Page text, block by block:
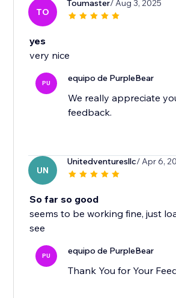
TO
Toumaster/ Aug 3, 2025
yes
very nice
PU equipo de PurpleBear
We really appreciate
feedback.
UN
Unitedventuresllc/ Apr 6,
So far so good
seems to be working fine, just
see
PU equipo de PurpleBear
Thank You for Your